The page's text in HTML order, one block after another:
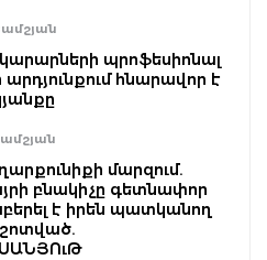
պրոֆեսիոնալ
հնարավոր է
մարզում.
բնակիչը գետնափոր
է իրեն պատկանող